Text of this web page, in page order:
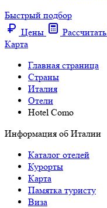
Быстрый подбор
Цены
Рассчитать
Карта
Главная страница
Cтраны
Италия
Отели
Hotel Como
Информация об Италии
Каталог отелей
Курорты
Карта
Памятка туристу
Виза